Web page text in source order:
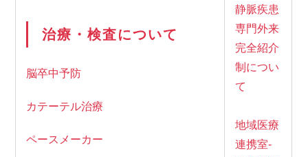
治療・検査について
脳卒中予防
カテーテル治療
ペースメーカー
静脈疾患
専門外来
完全紹介
制につい
て
地域医療
連携室-